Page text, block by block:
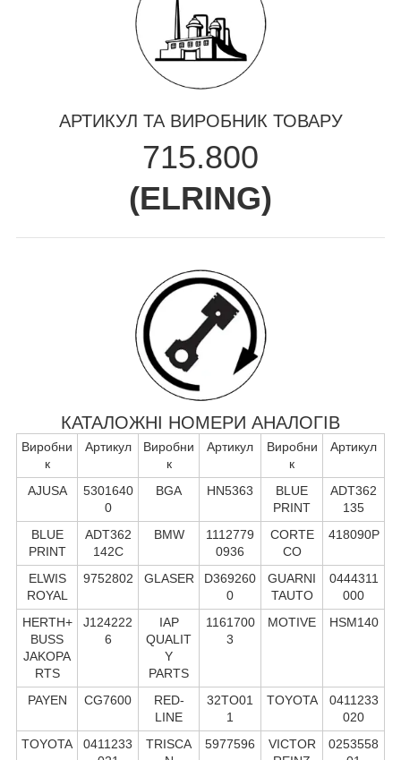
АРТИКУЛ ТА ВИРОБНИК ТОВАРУ
715.800
(ELRING)
КАТАЛОЖНІ НОМЕРИ АНАЛОГІВ
Виробни
к
Артикул
Виробни
к
Артикул
Виробни
к
Артикул
AJUSA
5301640
0
BGA HN5363
BLUE
PRINT
ADT362
135
BLUE
PRINT
ADT362
142C
BMW
1112779
0936
CORTE
CO
418090P
ELWIS
ROYAL
9752802 GLASER
D369260
0
GUARNI
TAUTO
0444311
000
HERTH+
BUSS
JAKOPA
RTS
J124222
6
IAP
QUALIT
Y
PARTS
1161700
3
MOTIVE HSM140
PAYEN CG7600
RED-
LINE
32TO01
1
TOYOTA
0411233
020
TOYOTA
0411233
TRISCA
5977596
VICTOR
0253558